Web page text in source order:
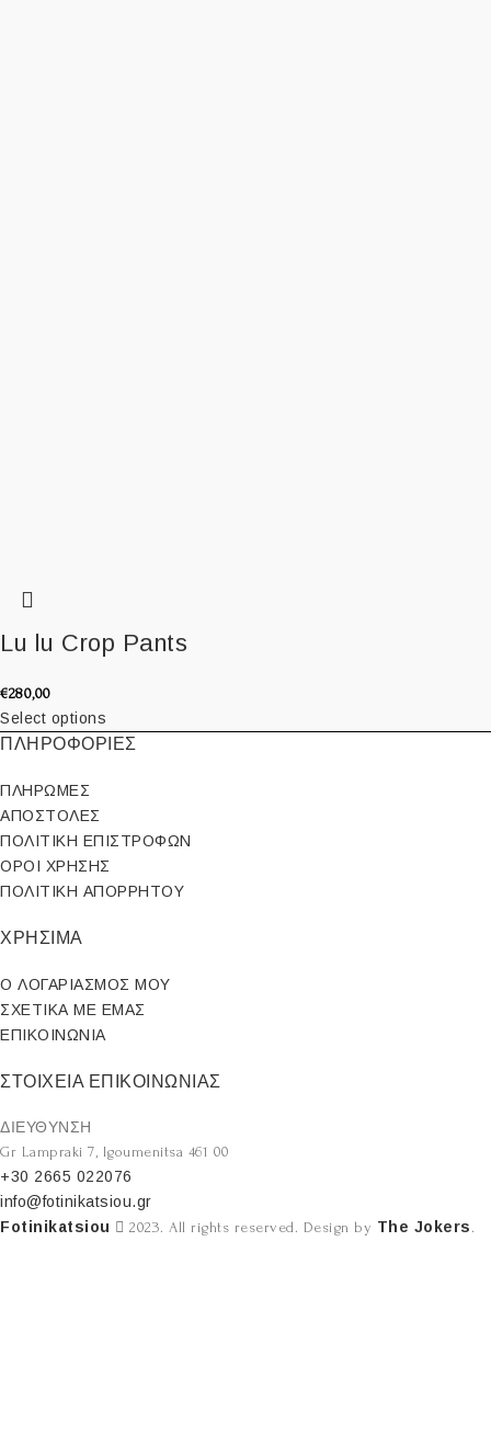
Lu lu Crop Pants
€280,00
Select options
ΠΛΗΡΟΦΟΡΙΕΣ
ΠΛΗΡΩΜΕΣ
ΑΠΟΣΤΟΛΕΣ
ΠΟΛΙΤΙΚΗ ΕΠΙΣΤΡΟΦΩΝ
ΟΡΟΙ ΧΡΗΣΗΣ
ΠΟΛΙΤΙΚΗ ΑΠΟΡΡΗΤΟΥ
ΧΡΗΣΙΜΑ
Ο ΛΟΓΑΡΙΑΣΜΟΣ ΜΟΥ
ΣΧΕΤΙΚΑ ΜΕ ΕΜΑΣ
ΕΠΙΚΟΙΝΩΝΙΑ
ΣΤΟΙΧΕΙΑ ΕΠΙΚΟΙΝΩΝΙΑΣ
ΔΙΕΥΘΥΝΣΗ
Gr Lampraki 7, Igoumenitsa 461 00
+30 2665 022076
info@fotinikatsiou.gr
Fotinikatsiou
2023. All rights reserved. Design by The Jokers .